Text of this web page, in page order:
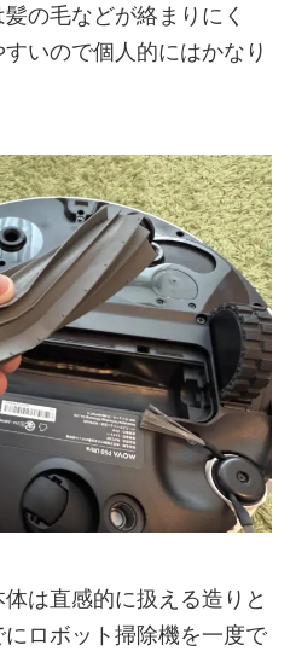
の毛などが絡まりにく
いので個人的にはかなり
は直感的に扱える造りと
ロボット掃除機を一度で